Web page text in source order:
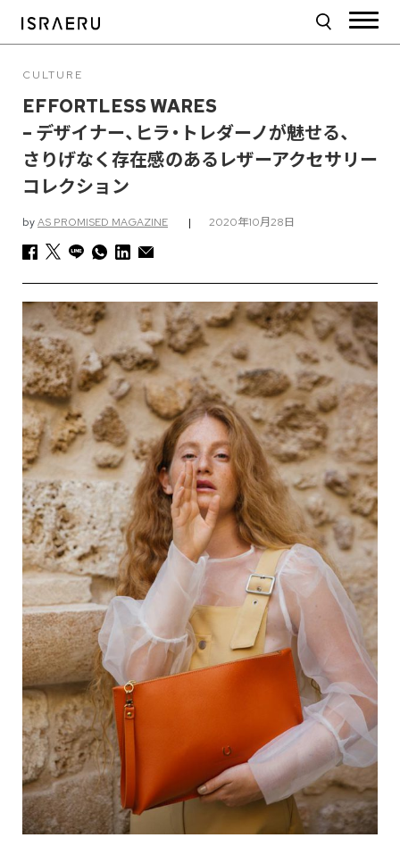
CULTURE
EFFORTLESS WARES
– デザイナー、ヒラ・トレダーノが魅せる、
さりげなく存在感のあるレザーアクセサリー
コレクション
byAS PROMISED MAGAZINE | 2020年10月28日